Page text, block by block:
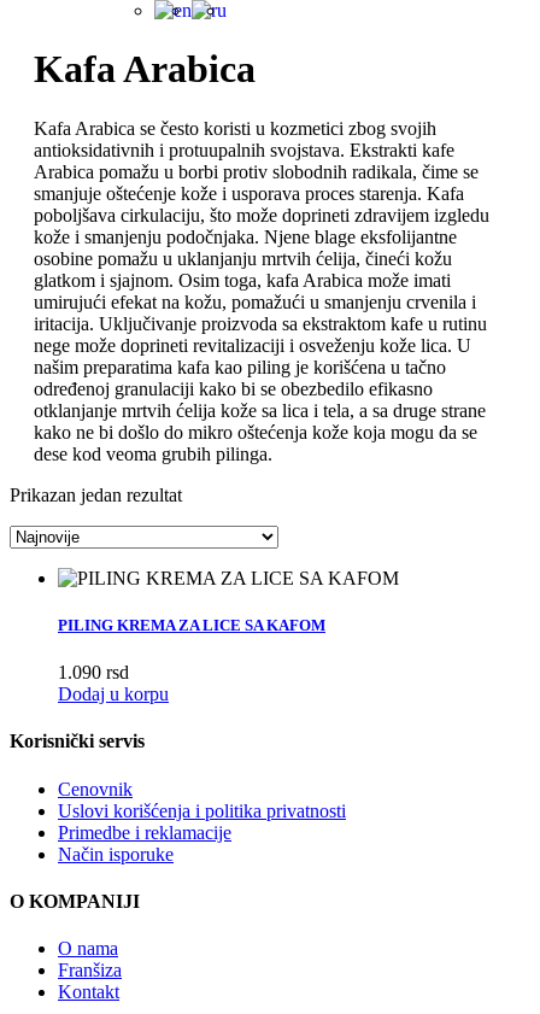
Kafa Arabica
Kafa Arabica se često koristi u kozmetici zbog svojih
antioksidativnih i protuupalnih svojstava. Ekstrakti kafe
Arabica pomažu u borbi protiv slobodnih radikala, čime se
smanjuje oštećenje kože i usporava proces starenja. Kafa
poboljšava cirkulaciju, što može doprineti zdravijem izgledu
kože i smanjenju podočnjaka. Njene blage eksfolijantne
osobine pomažu u uklanjanju mrtvih ćelija, čineći kožu
glatkom i sjajnom. Osim toga, kafa Arabica može imati
umirujući efekat na kožu, pomažući u smanjenju crvenila i
iritacija. Uključivanje proizvoda sa ekstraktom kafe u rutinu
nege može doprineti revitalizaciji i osveženju kože lica. U
našim preparatima kafa kao piling je korišćena u tačno
određenoj granulaciji kako bi se obezbedilo efikasno
otklanjanje mrtvih ćelija kože sa lica i tela, a sa druge strane
kako ne bi došlo do mikro oštećenja kože koja mogu da se
dese kod veoma grubih pilinga.
Prikazan jedan rezultat
PILING KREMA ZA LICE SA KAFOM
1.090 rsd
Dodaj u korpu
Korisnički servis
Cenovnik
Uslovi korišćenja i politika privatnosti
Primedbe i reklamacije
Način isporuke
O KOMPANIJI
O nama
Franšiza
Kontakt